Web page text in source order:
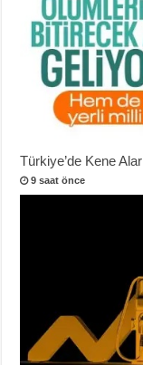
Türkiye’de Kene
9 saat önce